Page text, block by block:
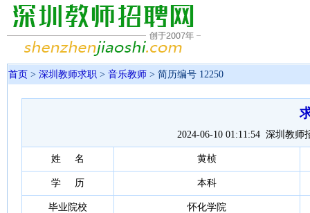
首页 > 深圳教师求职 > 音乐教师 > 简历编号 12250
2024-06-10 01:11:54 深圳教
姓 名 黄桢
学 历 本科
毕业院校 怀化学院